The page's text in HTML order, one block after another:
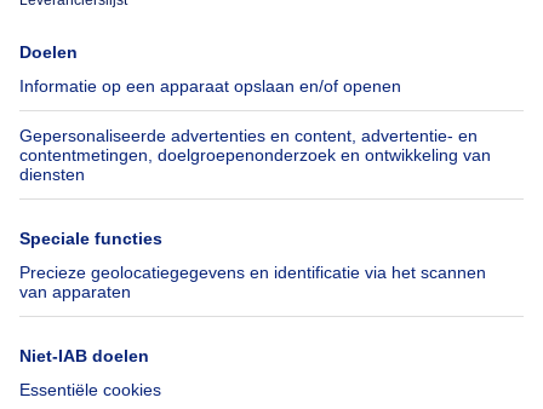
Immoweb
Pers
Jobs
Axel Springer Group
SeLoger.com
Immowelt.de
Belfius
Verzekeringen
Verhuis checklist
Hulp
Veelgestelde vragen
Toegankelijkheid
Volg ons